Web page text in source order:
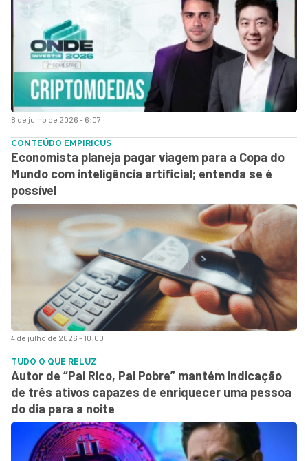
8 de julho de 2026 - 6:07
4 de julho de 2026 - 10:00
CONTEÚDO EMPIRICUS
Economista planeja pagar viagem para a Copa do
Mundo com inteligência artificial; entenda se é
possível
TUDO O QUE RELUZ
Autor de “Pai Rico, Pai Pobre” mantém indicação
de três ativos capazes de enriquecer uma pessoa
do dia para a noite